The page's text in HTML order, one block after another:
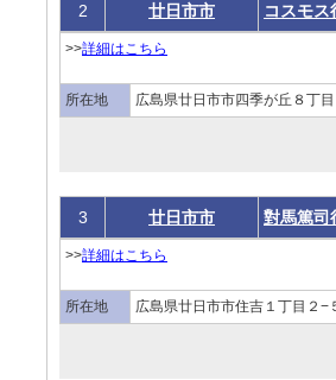
2 廿日市市 コスモス
>>詳細はこちら
所在地 広島県廿日市市四季が丘８丁目
3 廿日市市 對馬篤司
>>詳細はこちら
所在地 広島県廿日市市住吉１丁目２−